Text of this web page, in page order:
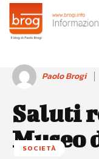
Paolo Brogi
Saluti
Museo
SOCIETÀ